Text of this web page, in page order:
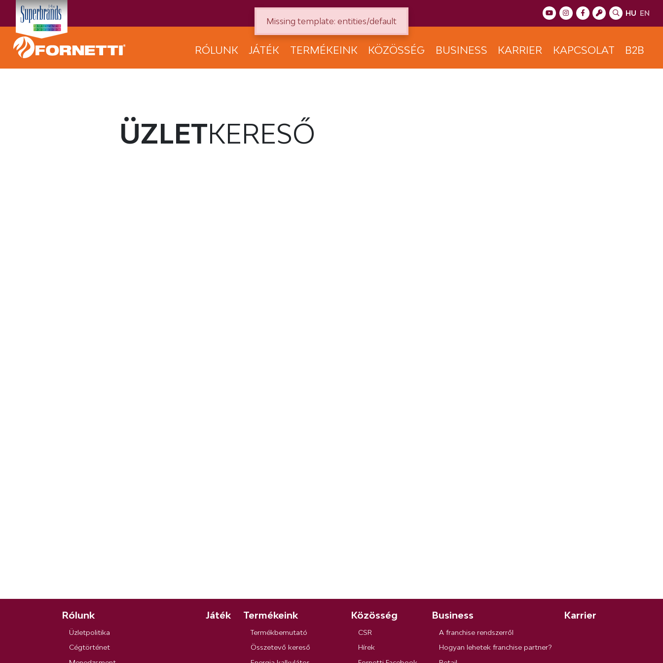
HU EN
RÓLUNK JÁTÉK TERMÉKEINK KÖZÖSSÉG BUSINESS KARRIER KAPCSOLAT B2B
ÜZLETKERESŐ
Rólunk
Üzletpolitika
Cégtörténet
Játék Termékeink
Termékbemutató
Összetevő kereső
Közösség
CSR
Hírek
Business
A franchise rendszerről
Hogyan lehetek franchise partner?
Karrier
Missing template: entities/default